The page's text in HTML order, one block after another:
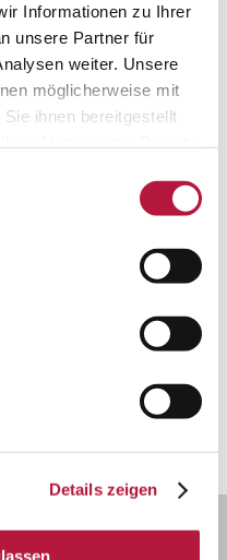
Informationen zu Ihrer
unsere Partner für
weiter. Unsere
möglicherweise mit
ihnen bereitgestellt
weiterhin nutzen.
Details zeigen